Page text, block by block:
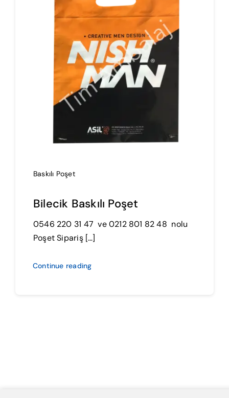
Baskılı Poşet
Bilecik Baskılı Poşet
0546 220 31 47 ve 0212 801 82 48 nolu
Poşet Sipariş […]
Continue reading